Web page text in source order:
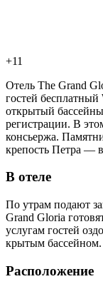
+11
Отель The Grand
гостей бесплатный
открытый
регистрации. В
консьержа.
крепость Петра —
В отеле
По утрам подают
Grand Gloria
услугам гостей
крытым бассейном.
Расположение